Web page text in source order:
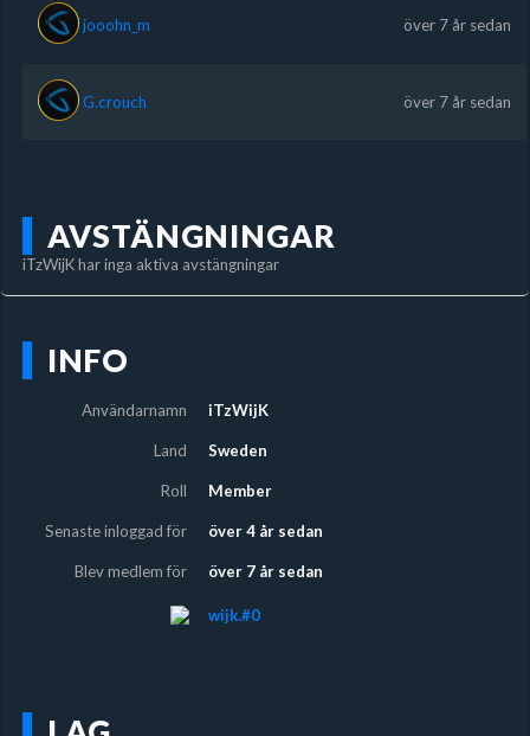
jooohn_m över 7 år sedan
G.crouch över 7 år sedan
AVSTÄNGNINGAR
iTzWijK har inga aktiva avstängningar
INFO
Användarnamn iTzWijK
Land Sweden
Roll Member
Senaste inloggad för över 4 år sedan
Blev medlem för över 7 år sedan
wijk.#0